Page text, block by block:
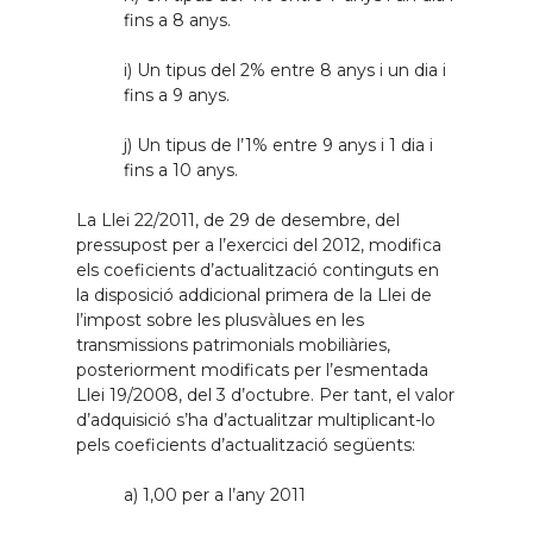
comptes es tenen en cada
obert en les entitats bancàries.
Per a les persones amb
expedida pel ministeri
competent (CONAVA).
fins a 8 anys.
i) Un tipus del 2% entre 8 anys i un dia i
fins a 9 anys.
j) Un tipus de l’1% entre 9 anys i 1 dia i
fins a 10 anys.
La Llei 22/2011, de 29 de desembre, del
pressupost per a l’exercici del 2012, modifica
els coeficients d’actualització continguts en
la disposició addicional primera de la Llei de
l’impost sobre les plusvàlues en les
transmissions patrimonials mobiliàries,
posteriorment modificats per l’esmentada
Llei 19/2008, del 3 d’octubre. Per tant, el valor
d’adquisició s’ha d’actualitzar multiplicant-lo
pels coeficients d’actualització següents:
a) 1,00 per a l’any 2011